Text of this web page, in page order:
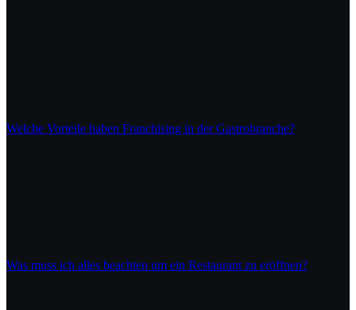
Welche Vorteile haben Franchising in der Gastrobranche?
Was muss ich alles beachten um ein Restaurant zu eröffnen?